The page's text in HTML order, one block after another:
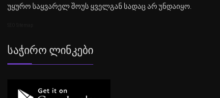
უყურო საყვარელ შოუს ყველგან სადაც არ უნდაიყო.
Საჭირო Ლინკები